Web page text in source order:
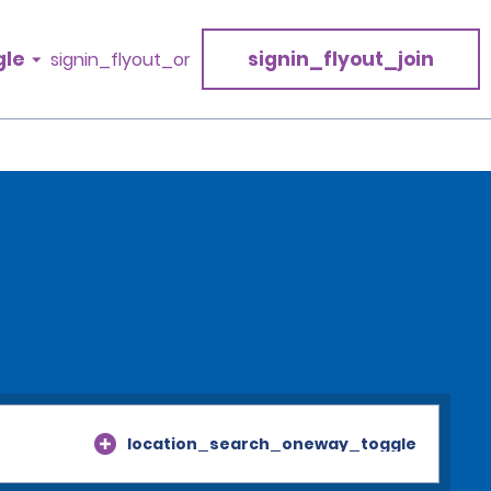
signin_flyout_or signin_flyout_join
location_search_oneway_toggle